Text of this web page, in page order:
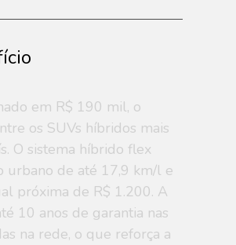
em R$ 190 mil, o
os SUVs híbridos mais
O sistema híbrido flex
urbano de até 17,9 km/l e
próxima de R$ 1.200. A
10 anos de garantia nas
na rede, o que reforça a